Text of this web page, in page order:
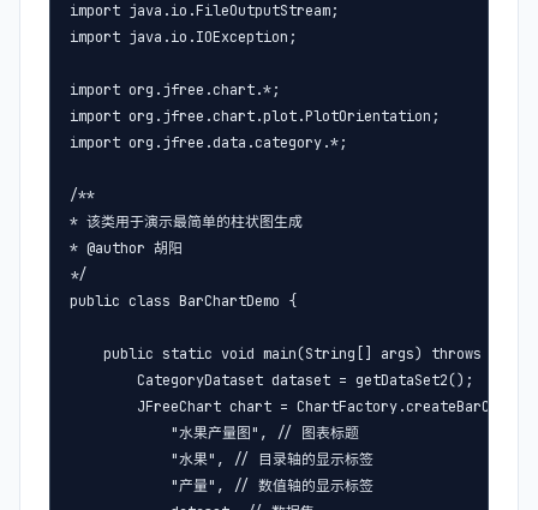
import java.io.FileOutputStream;
import java.io.IOException;
import org.jfree.chart.*;
import org.jfree.chart.plot.PlotOrientation;
import org.jfree.data.category.*;
/**
* 该类用于演示最简单的柱状图生成
* @author 胡阳
*/
public class BarChartDemo {
public static void main(String[] args) throws
        CategoryDataset dataset = getDataSet2();
JFreeChart chart =
            "水果产量图", // 图表标题
            "水果", // 目录轴的显示标签
            "产量", // 数值轴的显示标签